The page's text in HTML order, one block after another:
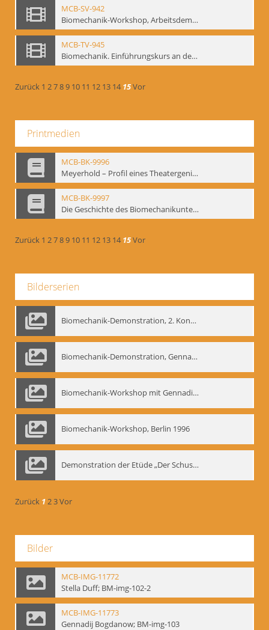
MCB-SV-942
Biomechanik-Workshop, Arbeitsdemonstration in der Staatsoper unter den Linden 2002
MCB-TV-945
Biomechanik. Einführungskurs an der HfS "Ernst Busch" 1995 (Vorarbeiten zu den Inszenierungen von T. Ostermeier u. Chr. v. Treskow). Teil 2
Zurück 1 2789 10 11 12 13 14 15Vor
Printmedien
MCB-BK-9996
Meyerhold – Profil eines Theatergenies. Vortrag. Arbeitsdemonstration - interne Signatur: BM-prt-203
MCB-BK-9997
Die Geschichte des Biomechanikunterrichts im Theater der Satire - interne Signatur: BM-prt-204
Zurück 1 2789 10 11 12 13 14 15Vor
Bilderserien
Biomechanik-Demonstration, 2. Kongress der EMF, Mai 1995
Biomechanik-Demonstration, Gennadij Bogdanow im Berliner Ensemble, 04.10.1991
Biomechanik-Workshop mit Gennadij Nikolajewitsch Bogdanow im Mime Centrum Berlin, 1991
Biomechanik-Workshop, Berlin 1996
Demonstration der Etüde „Der Schuss mit dem Bogen“ durch Gennadij Nikolajewitsch Bogdanow, Berlin 1991
Zurück 123Vor
Bilder
MCB-IMG-11772
Stella Duff; BM-img-102-2
MCB-IMG-11773
Gennadij Bogdanow; BM-img-103